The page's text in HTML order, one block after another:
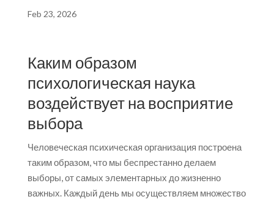
Feb 23, 2026
Каким образом
психологическая наука
воздействует на восприятие
выбора
Человеческая психическая организация построена
таким образом, что мы беспрестанно делаем
выборы, от самых элементарных до жизненно
важных. Каждый день мы осуществляем множество